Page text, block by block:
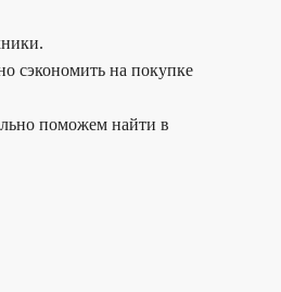
сэкономить на покупке
поможем найти в